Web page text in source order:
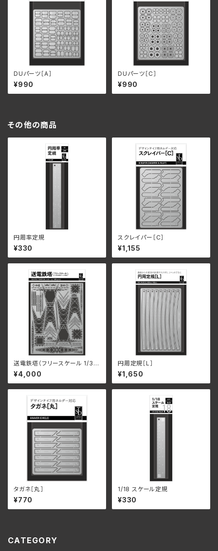
DUパーツ［A］
¥990
DUパーツ［C］
¥990
その他の商品
円周率定規
¥330
スクレイパー［C］
¥1,155
送電鉄塔（フリースケール 1/35
0対応パーツ付属）
¥4,000
円周定規［L］
¥1,650
タガネ［丸］
¥770
1/18 スケール定規
¥330
CATEGORY